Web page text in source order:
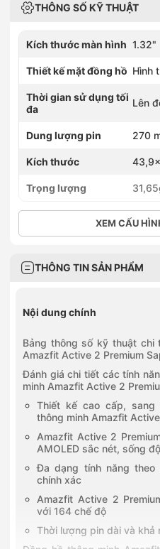
THÔNG SỐ KỸ THUẬT
Kích thước màn hình 1.32"
Thiết kế mặt đồng hồ Hình
Thời gian sử dụng tối
đa
Lên
Dung lượng pin 270
Kích thước
Trọng lượng
XEM CẤU
THÔNG TIN SẢN PHẨM
Nội dung chính
Bảng thông số kỹ thuật chi
Amazfit Active 2 Premium
Đánh giá chi tiết các tính
minh Amazfit Active 2
Thiết kế cao cấp,
thông minh Amazfit
Amazfit Active 2
AMOLED sắc nét, sống
Đa dạng tính năng
chính xác
Amazfit Active 2
với 164 chế độ
Thời lượng pin dài và khả